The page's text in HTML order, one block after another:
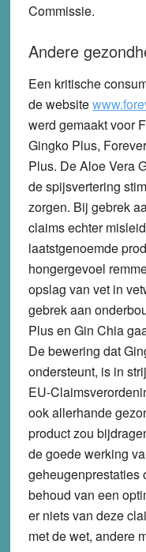
Commissie.
Andere
Een kritische
de website
werd gemaakt voor
Gingko Plus,
Plus. De Aloe Vera
de spijsvertering
zorgen. Bij gebrek
claims echter
laatstgenoemde
hongergevoel
opslag van vet in
gebrek aan
Plus en Gin Chia
De bewering dat
ondersteunt, is in
EU-
ook allerhande
product zou
de goede werking
geheugenprestaties
behoud van een
er niets van deze
met de wet, andere